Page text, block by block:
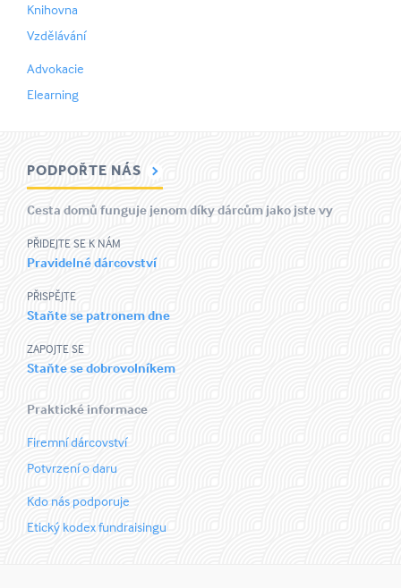
Knihovna
Vzdělávání
Advokacie
Elearning
PODPOŘTE NÁS
Cesta domů funguje jenom díky dárcům jako jste vy
PŘIDEJTE SE K NÁM
Pravidelné dárcovství
PŘISPĚJTE
Staňte se patronem dne
ZAPOJTE SE
Staňte se dobrovolníkem
Praktické informace
Firemní dárcovství
Potvrzení o daru
Kdo nás podporuje
Etický kodex fundraisingu